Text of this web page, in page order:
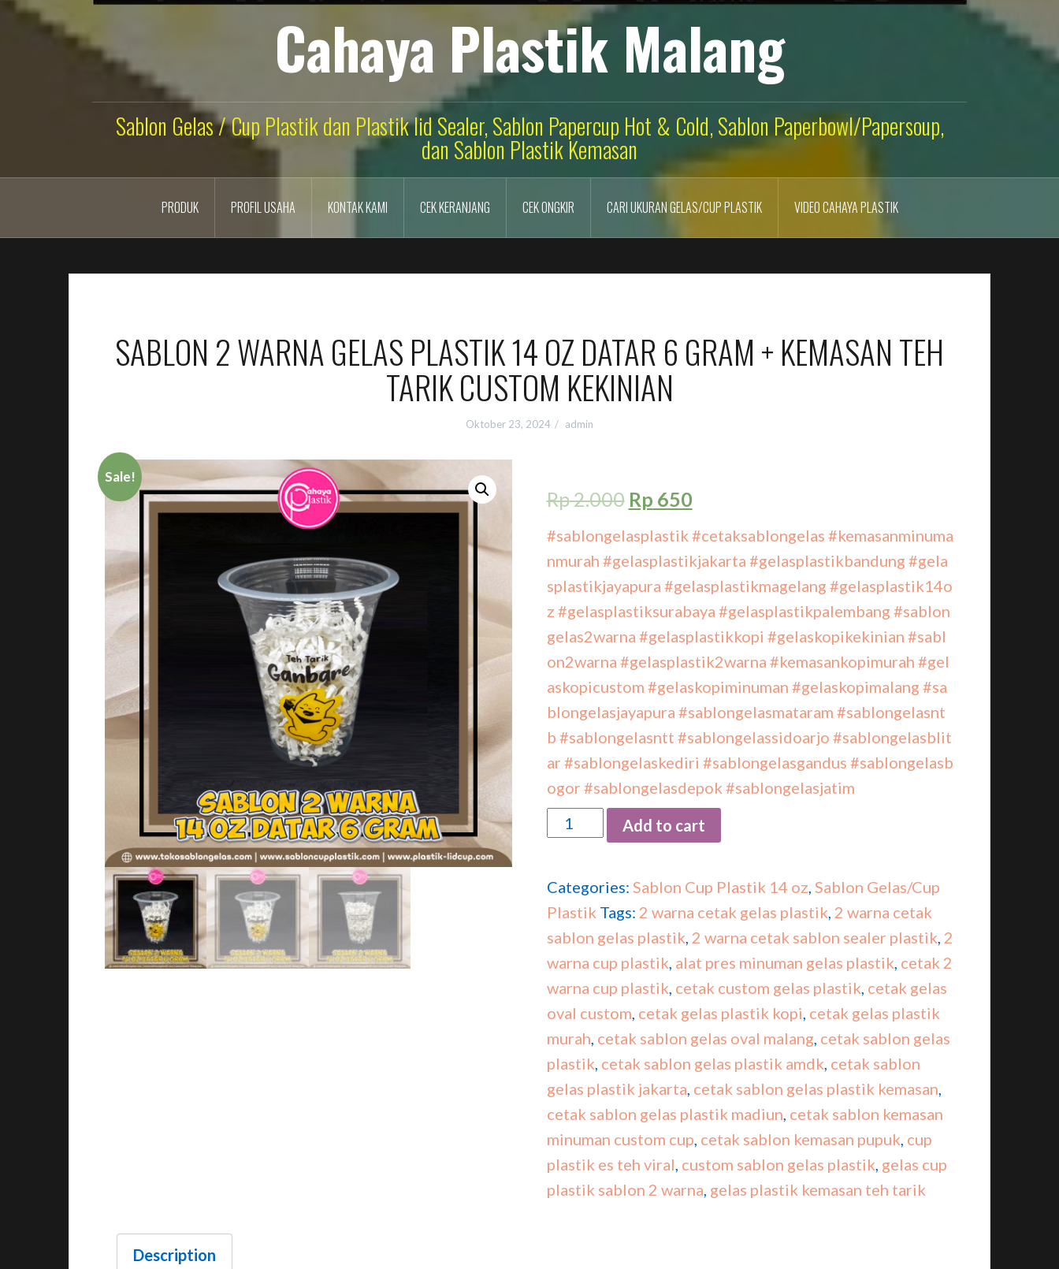
Cahaya Plastik Malang
Sablon Gelas / Cup Plastik dan Plastik lid Sealer, Sablon Papercup Hot & Cold, Sablon Paperbowl/Papersoup,
dan Sablon Plastik Kemasan
PRODUK PROFIL USAHA KONTAK KAMI CEK KERANJANG CEK ONGKIR CARI UKURAN GELAS/CUP PLASTIK VIDEO CAHAYA PLASTIK
SABLON 2 WARNA GELAS PLASTIK 14 OZ DATAR 6 GRAM + KEMASAN TEH
TARIK CUSTOM KEKINIAN
Oktober 23, 2024 admin
Sale!
Rp2.000 Rp 650
#sablongelasplastik #cetaksablongelas #kemasanminuma
nmurah #gelasplastikjakarta #gelasplastikbandung #gela
splastikjayapura #gelasplastikmagelang #gelasplastik14o
z #gelasplastiksurabaya #gelasplastikpalembang #sablon
gelas2warna #gelasplastikkopi #gelaskopikekinian #sabl
on2warna #gelasplastik2warna #kemasankopimurah #gel
askopicustom #gelaskopiminuman #gelaskopimalang #sa
blongelasjayapura #sablongelasmataram #sablongelasnt
b #sablongelasntt #sablongelassidoarjo #sablongelasblit
ar #sablongelaskediri #sablongelasgandus #sablongelasb
ogor #sablongelasdepok #sablongelasjatim
Quantity
Add to cart
Categories: Sablon Cup Plastik 14 oz, Sablon Gelas/Cup
Plastik Tags: 2 warna cetak gelas plastik, 2 warna cetak
sablon gelas plastik, 2 warna cetak sablon sealer plastik, 2
warna cup plastik, alat pres minuman gelas plastik, cetak 2
warna cup plastik, cetak custom gelas plastik, cetak gelas
oval custom, cetak gelas plastik kopi, cetak gelas plastik
murah, cetak sablon gelas oval malang, cetak sablon gelas
plastik, cetak sablon gelas plastik amdk, cetak sablon
gelas plastik jakarta, cetak sablon gelas plastik kemasan,
cetak sablon gelas plastik madiun, cetak sablon kemasan
minuman custom cup, cetak sablon kemasan pupuk, cup
plastik es teh viral, custom sablon gelas plastik, gelas cup
plastik sablon 2 warna, gelas plastik kemasan teh tarik
Description